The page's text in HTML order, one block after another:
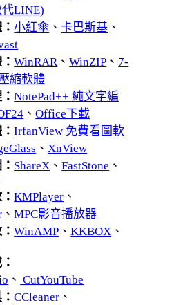
LINE)
：小紅傘 、卡巴斯基 、
：WinRAR 、WinZIP 、 7-
縮軟體
：NotePad++ 純文字編
、Office下載
：IrfanView 免費看圖軟
、 XnView
ShareX 、FastStone 、
：KMPlayer 、
、MPC影音播放器
：WinAMP 、KKBOX 、
、 CutYouTube
：CCleaner 、